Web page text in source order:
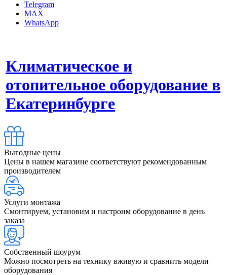
Telegram
MAX
WhatsApp
Климатическое и
отопительное оборудование в
Екатеринбурге
Выгодные цены
Цены в нашем магазине соответствуют рекомендованным
производителем
Услуги монтажа
Смонтируем, установим и настроим оборудование в день
заказа
Собственный шоурум
Можно посмотреть на технику вживую и сравнить модели
оборудования